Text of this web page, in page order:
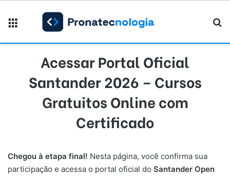
Acessar Portal Oficial
Santander 2026 – Cursos
Gratuitos Online com
Certificado
Chegou à etapa final! Nesta página, você confirma sua
participação e acessa o portal oficial do Santander Open